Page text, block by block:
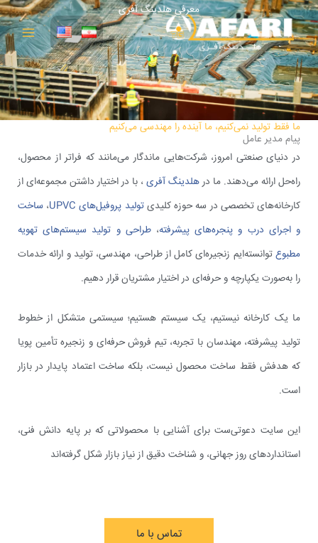
MAIN
MENU
معرفی هلدینگ آفری
ما فقط تولید نمی‌کنیم، ما آینده را مهندسی می‌کنیم​
پیام مدیر عامل
در دنیای صنعتی امروز، شرکت‌هایی ماندگار می‌مانند که فراتر از محصول،
راه‌حل ارائه می‌دهند. ما درهلدینگ آفری، با در اختیار داشتن مجموعه‌ای از
کارخانه‌های تخصصی در سه حوزه کلیدیتولید پروفیل‌های UPVC ،ساخت
و اجرای درب و پنجره‌های پیشرفته،طراحی و تولید سیستم‌های تهویه
مطبوعتوانسته‌ایم زنجیره‌ای کامل از طراحی، مهندسی، تولید و ارائه خدمات
را به‌صورت یکپارچه و حرفه‌ای در اختیار مشتریان قرار دهیم.
ما یک کارخانه نیستیم، یک سیستم هستیم؛ سیستمی متشکل از خطوط
تولید پیشرفته، مهندسان با تجربه، تیم فروش حرفه‌ای و زنجیره تأمین پویا
که هدفش فقط ساخت محصول نیست، بلکه ساخت اعتماد پایدار در بازار
است.
این سایت دعوتی‌ست برای آشنایی با محصولاتی که بر پایه دانش فنی،
استانداردهای روز جهانی، و شناخت دقیق از نیاز بازار شکل گرفته‌اند
تماس با ما